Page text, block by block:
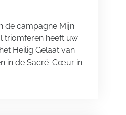
de campagne Mijn
triomferen heeft uw
Heilig Gelaat van
in de Sacré-Cœur in